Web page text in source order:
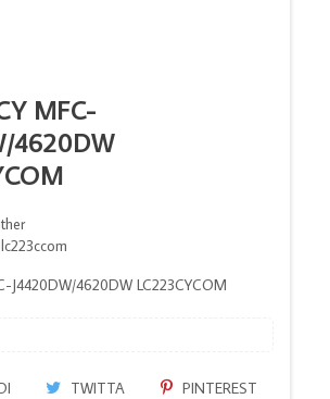
MFC-
4620DW
J4420DW/4620DW LC223CYCOM
TWITTA PINTEREST